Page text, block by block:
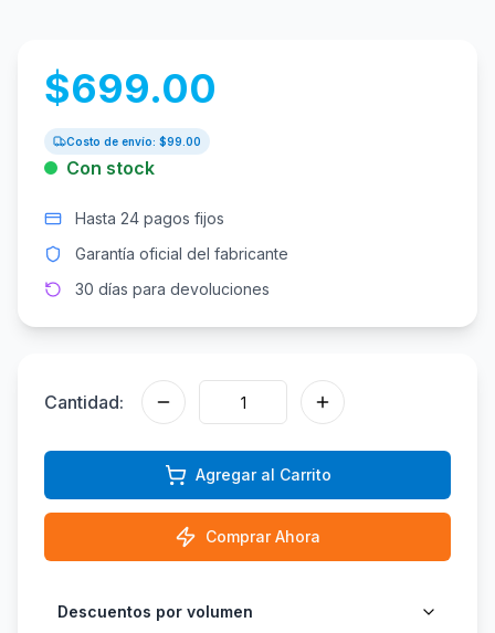
$699.00
Costo de envío: $99.00
Con stock
Hasta 24 pagos fijos
Garantía oficial del fabricante
30 días para devoluciones
Cantidad:
Agregar al Carrito
Comprar Ahora
Descuentos por volumen